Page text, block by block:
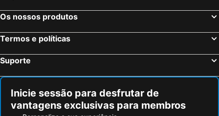
Os nossos produtos
Termos e políticas
Suporte
Inicie sessão para desfrutar de
vantagens exclusivas para membros